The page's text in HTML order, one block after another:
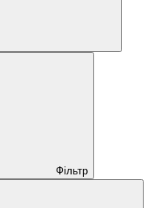
Фільтр